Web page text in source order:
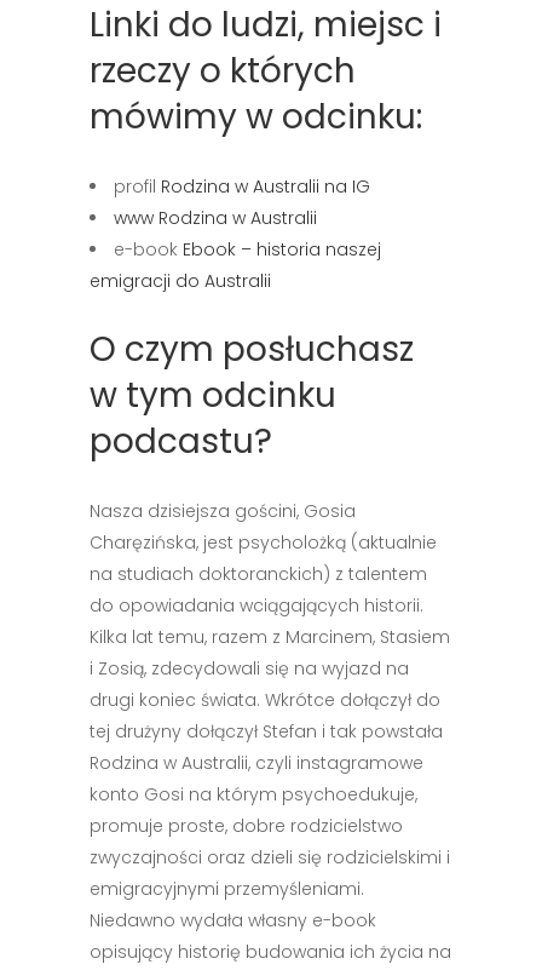
Linki do ludzi, miejsc i
rzeczy o których
mówimy w odcinku:
profil Rodzina w Australii na IG
www Rodzina w Australii
e-book Ebook – historia naszej
emigracji do Australii
O czym posłuchasz
w tym odcinku
podcastu?
Nasza dzisiejsza gościni, Gosia
Charęzińska, jest psycholożką (aktualnie
na studiach doktoranckich) z talentem
do opowiadania wciągających historii.
Kilka lat temu, razem z Marcinem, Stasiem
i Zosią, zdecydowali się na wyjazd na
drugi koniec świata. Wkrótce dołączył do
tej drużyny dołączył Stefan i tak powstała
Rodzina w Australii, czyli instagramowe
konto Gosi na którym psychoedukuje,
promuje proste, dobre rodzicielstwo
zwyczajności oraz dzieli się rodzicielskimi i
emigracyjnymi przemyśleniami.
Niedawno wydała własny e-book
opisujący historię budowania ich życia na